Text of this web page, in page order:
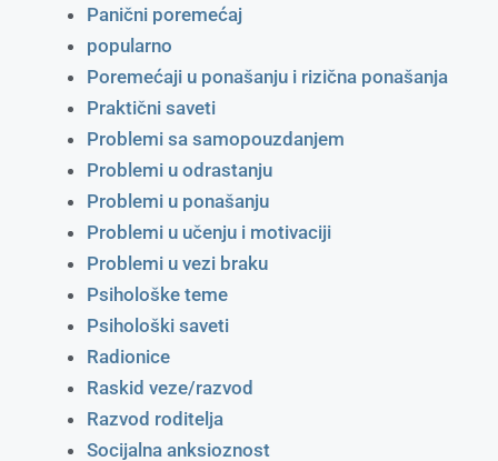
Panični poremećaj
popularno
Poremećaji u ponašanju i rizična ponašanja
Praktični saveti
Problemi sa samopouzdanjem
Problemi u odrastanju
Problemi u ponašanju
Problemi u učenju i motivaciji
Problemi u vezi braku
Psihološke teme
Psihološki saveti
Radionice
Raskid veze/razvod
Razvod roditelja
Socijalna anksioznost